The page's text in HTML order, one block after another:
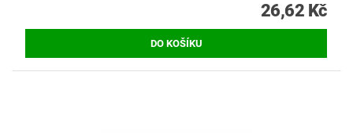
26,62 Kč